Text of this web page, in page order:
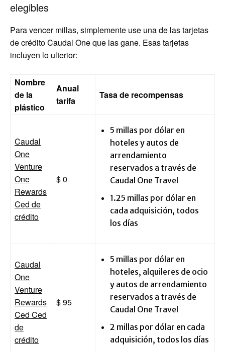
elegibles
Para vencer millas, simplemente use una de las tarjetas
de crédito Caudal One que las gane. Esas tarjetas
incluyen lo ulterior:
Nombre
de la
plástico
Anual
tarifa
Tasa de recompensas
Caudal
One
Venture
One
Rewards
Ced de
crédito
$ 0
5 millas por dólar en
hoteles y autos de
arrendamiento
reservados a través de
Caudal One Travel
1.25 millas por dólar en
cada adquisición, todos
los días
Caudal
One
Venture
Rewards
Ced Ced
de
crédito
$ 95
5 millas por dólar en
hoteles, alquileres de ocio
y autos de arrendamiento
reservados a través de
Caudal One Travel
2 millas por dólar en cada
adquisición, todos los días